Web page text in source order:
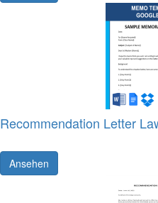
Recommendation Letter
Ansehen